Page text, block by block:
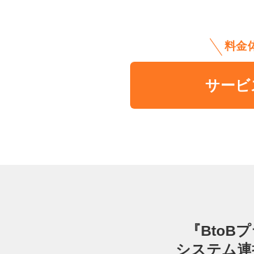
料金
サー
『BtoB
システム